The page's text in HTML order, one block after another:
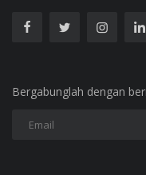
Bergabunglah dengan